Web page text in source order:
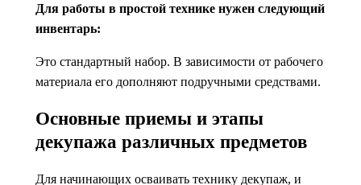
Для работы в простой технике нужен следующий
инвентарь:
Это стандартный набор. В зависимости от рабочего
материала его дополняют подручными средствами.
Основные приемы и этапы
декупажа различных предметов
Для начинающих осваивать технику декупаж, и